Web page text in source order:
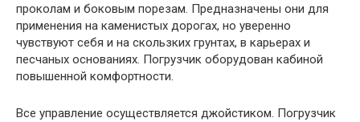
проколам и боковым порезам. Предназначены они для
применения на каменистых дорогах, но уверенно
чувствуют себя и на скользких грунтах, в карьерах и
песчаных основаниях. Погрузчик оборудован кабиной
повышенной комфортности.
Все управление осуществляется джойстиком. Погрузчик